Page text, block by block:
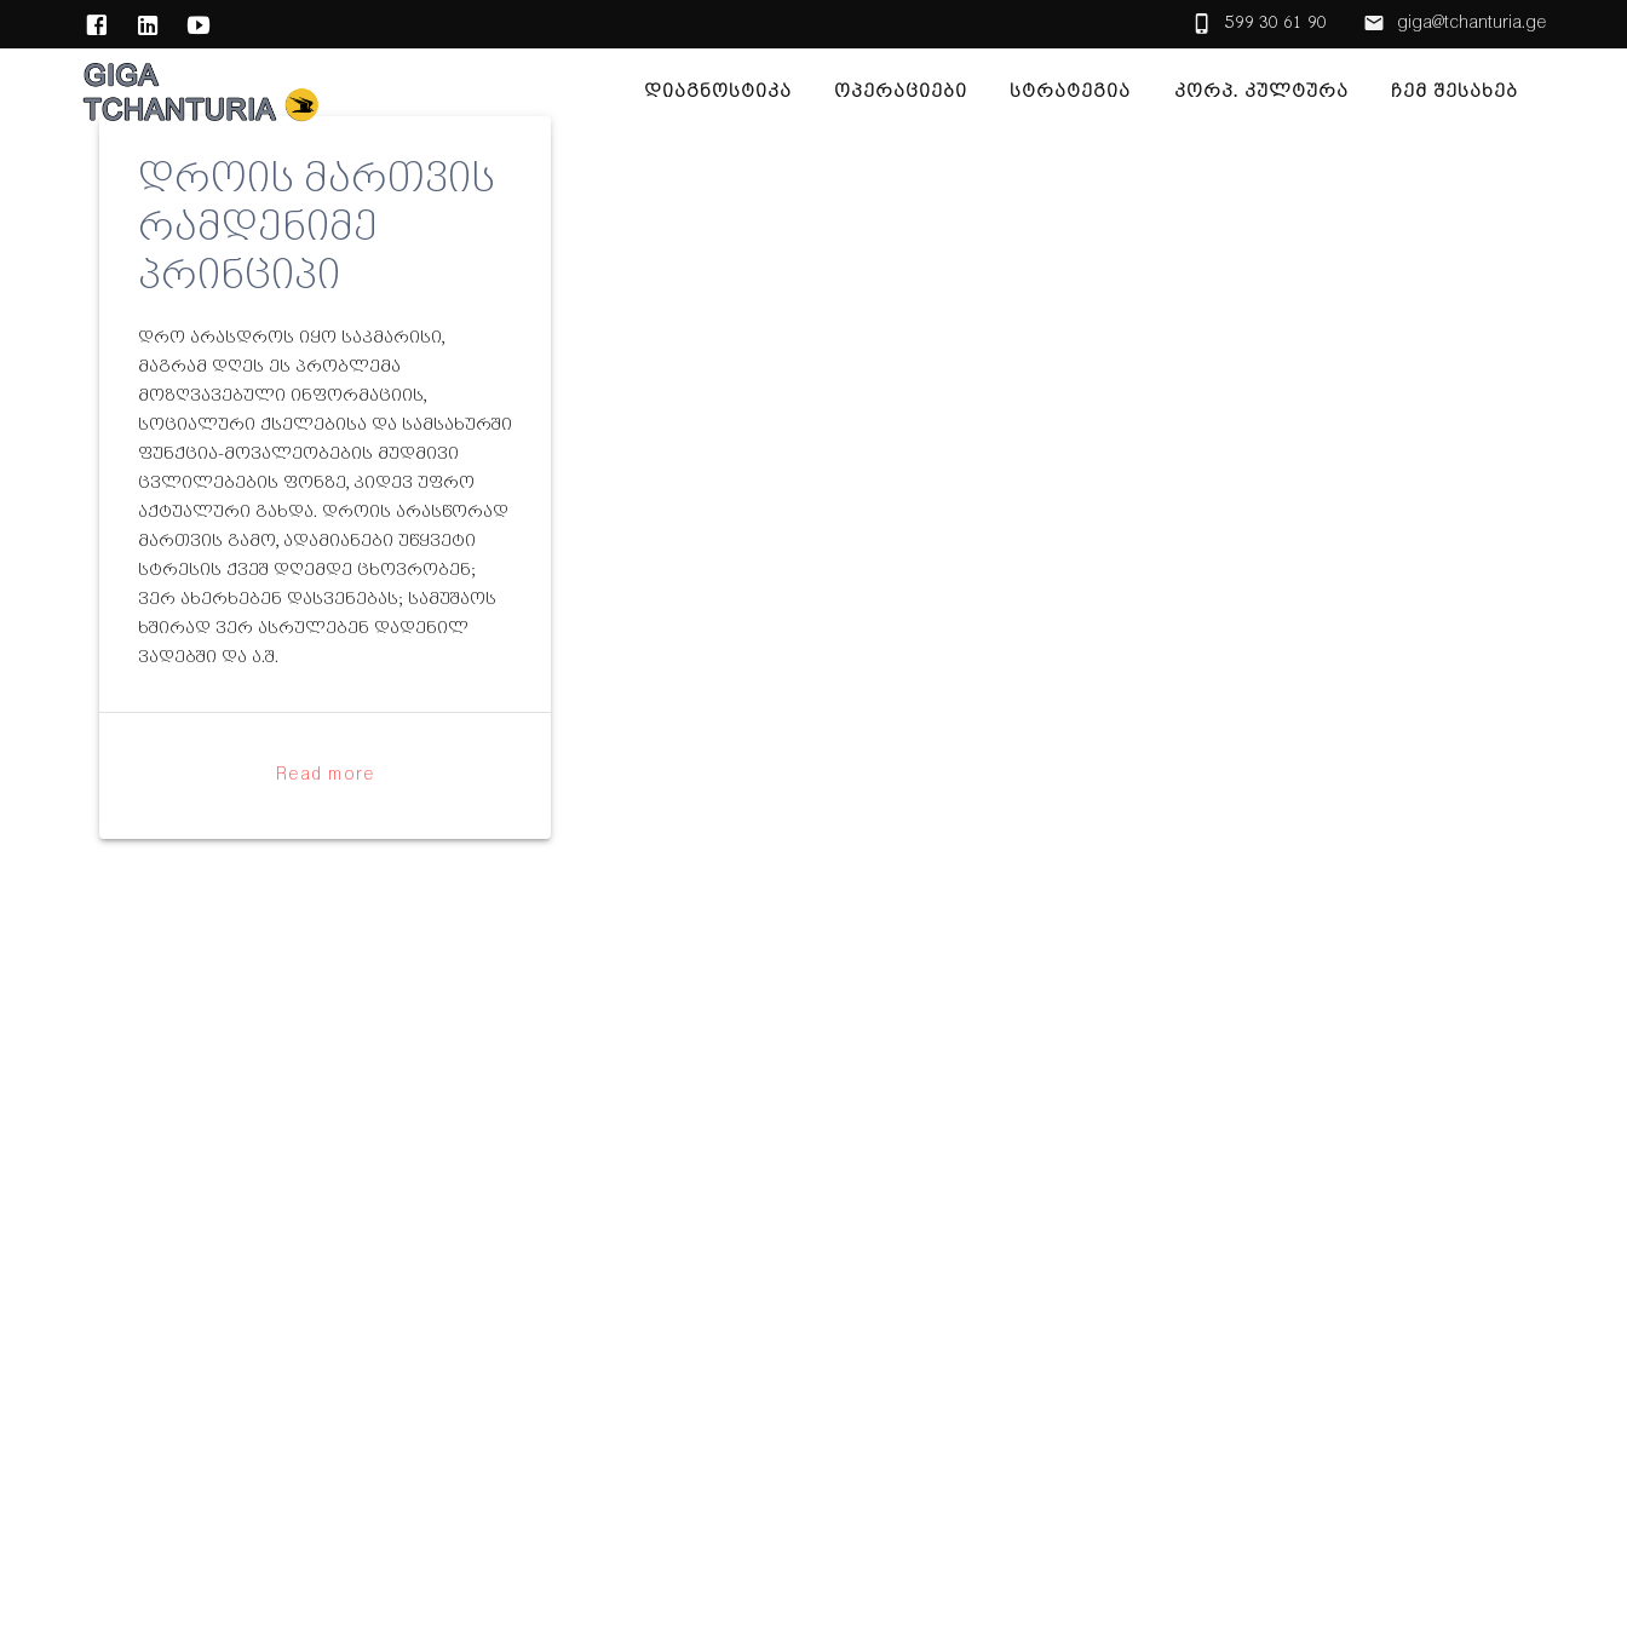
599 30 61 90 giga@tchanturia.ge
ᲓᲘᲐᲒᲜᲝᲡᲢᲘᲙᲐ ᲝᲞᲔᲠᲐᲪᲘᲔᲑᲘ ᲡᲢᲠᲐᲢᲔᲒᲘᲐ ᲙᲝᲠᲞ. ᲙᲣᲚᲢᲣᲠᲐ ᲩᲔᲛ ᲨᲔᲡᲐᲮᲔᲑ
დროის მართვის
რამდენიმე
პრინციპი
დრო არასდროს იყო საკმარისი,
მაგრამ დღეს ეს პრობლემა
მოზღვავებული ინფორმაციის,
სოციალური ქსელებისა და სამსახურში
ფუნქცია-მოვალეობების მუდმივი
ცვლილებების ფონზე, კიდევ უფრო
აქტუალური გახდა. დროის არასწორად
მართვის გამო, ადამიანები უწყვეტი
სტრესის ქვეშ დღემდე ცხოვრობენ;
ვერ ახერხებენ დასვენებას; სამუშაოს
ხშირად ვერ ასრულებენ დადენილ
ვადებში და ა.შ.
Read more